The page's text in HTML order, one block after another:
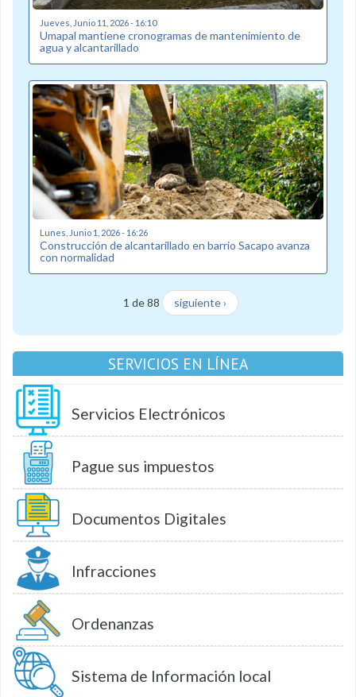
Jueves, Junio 11, 2026 - 16:10
Umapal mantiene cronogramas de mantenimiento de
agua y alcantarillado
Lunes, Junio 1, 2026 - 16:26
Construcción de alcantarillado en barrio Sacapo avanza
con normalidad
1 de 88 siguiente ›
SERVICIOS EN LÍNEA
Servicios Electrónicos
Pague sus impuestos
Documentos Digitales
Infracciones
Ordenanzas
Sistema de Información local